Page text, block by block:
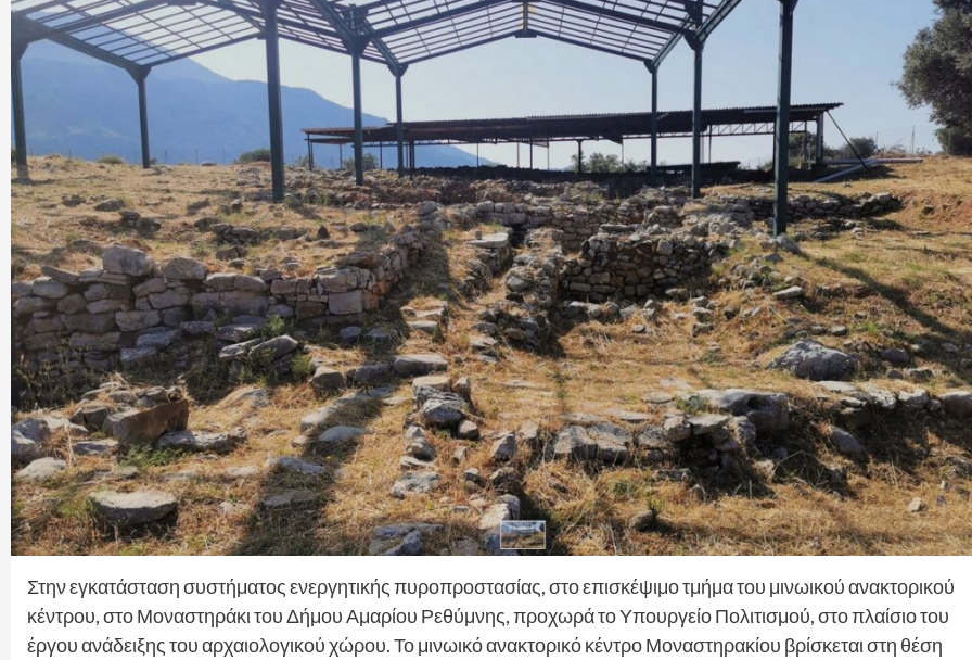
​Στην εγκατάσταση συστήματος ενεργητικής πυροπροστασίας, στο επισκέψιμο τμήμα του μινωικού ανακτορικού
κέντρου, στο Μοναστηράκι του Δήμου Αμαρίου Ρεθύμνης, προχωρά το Υπουργείο Πολιτισμού, στο πλαίσιο του
έργου ανάδειξης του αρχαιολογικού χώρου. Το μινωικό ανακτορικό κέντρο Μοναστηρακίου βρίσκεται στη θέση